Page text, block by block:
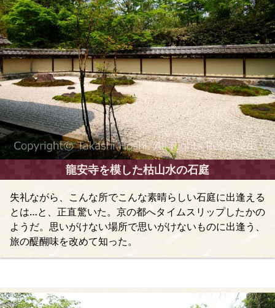
龍安寺を模した枯山水の石庭
失礼ながら、こんな所でこんな素晴らしい石庭に出逢える
とは…と、正直驚いた。京の都へタイムスリップしたかの
ようだ。思いがけない場所で思いがけないものに出逢う、
旅の醍醐味を改めて知った。